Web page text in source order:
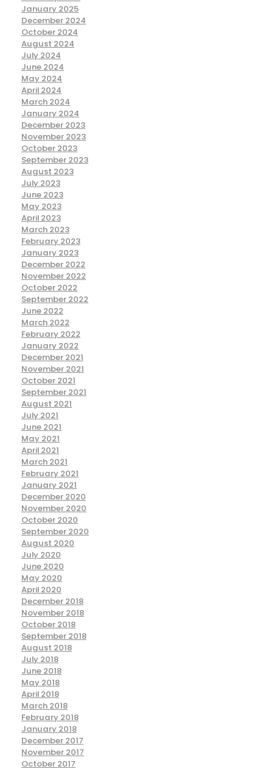
January 2025
December 2024
October 2024
August 2024
July 2024
June 2024
May 2024
April 2024
March 2024
January 2024
December 2023
November 2023
October 2023
September 2023
August 2023
July 2023
June 2023
May 2023
April 2023
March 2023
February 2023
January 2023
December 2022
November 2022
October 2022
September 2022
June 2022
March 2022
February 2022
January 2022
December 2021
November 2021
October 2021
September 2021
August 2021
July 2021
June 2021
May 2021
April 2021
March 2021
February 2021
January 2021
December 2020
November 2020
October 2020
September 2020
August 2020
July 2020
June 2020
May 2020
April 2020
December 2018
November 2018
October 2018
September 2018
August 2018
July 2018
June 2018
May 2018
April 2018
March 2018
February 2018
January 2018
December 2017
November 2017
October 2017